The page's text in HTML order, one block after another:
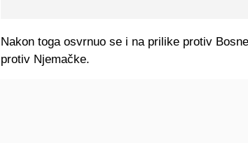
Nakon toga osvrnuo se i na prilike protiv
protiv Njemačke.